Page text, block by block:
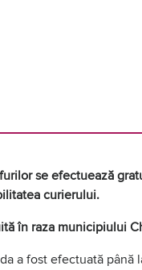
se efectuează
curierului.
în raza municipiului
a fost efectuată